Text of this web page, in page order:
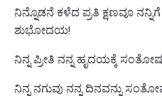
ನಿನ್ನೊಡನೆ ಕಳೆದ ಪ್ರತಿ ಕ್ಷಣವೂ
ಶುಭೋದಯ!
ನಿನ್ನ ಪ್ರೀತಿ ನನ್ನ ಹೃದಯಕ್ಕೆ
ನಿನ್ನ ನಗುವು ನನ್ನ ದಿನವನ್ನು